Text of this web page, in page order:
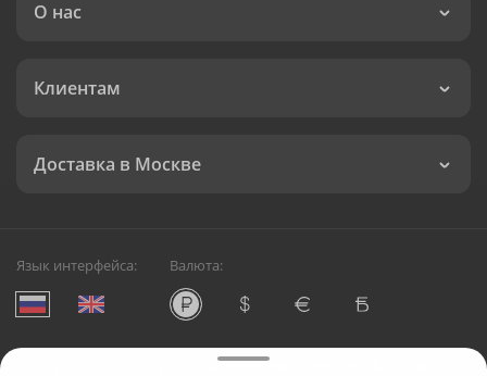
О нас
Клиентам
Доставка в Москве
Язык интерфейса: Валюта:
Служба круглосуточной доставки цветов в Москве